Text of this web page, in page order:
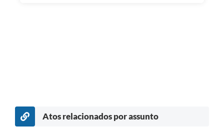
Atos relacionados por assunto